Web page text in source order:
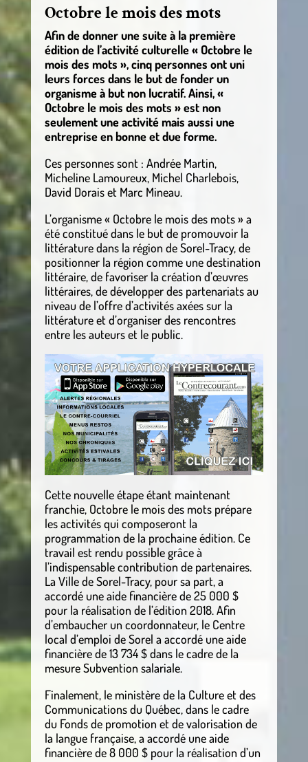
Octobre le mois des mots
Afin de donner une suite à la première
édition de l’activité culturelle « Octobre le
mois des mots », cinq personnes ont uni
leurs forces dans le but de fonder un
organisme à but non lucratif. Ainsi, «
Octobre le mois des mots » est non
seulement une activité mais aussi une
entreprise en bonne et due forme.
Ces personnes sont : Andrée Martin,
Micheline Lamoureux, Michel Charlebois,
David Dorais et Marc Mineau.
L’organisme « Octobre le mois des mots » a
été constitué dans le but de promouvoir la
littérature dans la région de Sorel-Tracy, de
positionner la région comme une destination
littéraire, de favoriser la création d’œuvres
littéraires, de développer des partenariats au
niveau de l’offre d’activités axées sur la
littérature et d’organiser des rencontres
entre les auteurs et le public.
Cette nouvelle étape étant maintenant
franchie, Octobre le mois des mots prépare
les activités qui composeront la
programmation de la prochaine édition. Ce
travail est rendu possible grâce à
l’indispensable contribution de partenaires.
La Ville de Sorel-Tracy, pour sa part, a
accordé une aide financière de 25 000 $
pour la réalisation de l’édition 2018. Afin
d’embaucher un coordonnateur, le Centre
local d’emploi de Sorel a accordé une aide
financière de 13 734 $ dans le cadre de la
mesure Subvention salariale.
Finalement, le ministère de la Culture et des
Communications du Québec, dans le cadre
du Fonds de promotion et de valorisation de
la langue française, a accordé une aide
financière de 8 000 $ pour la réalisation d’un